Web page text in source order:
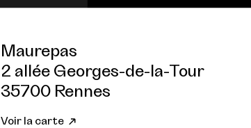
Maurepas
2 allée Georges-de-la-Tour
35700 Rennes
Voir la carte